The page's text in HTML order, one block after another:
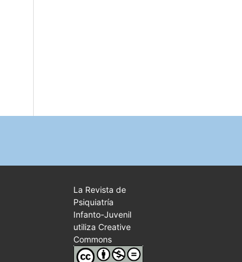
La Revista de
Psiquiatría
Infanto-Juvenil
utiliza Creative
Commons